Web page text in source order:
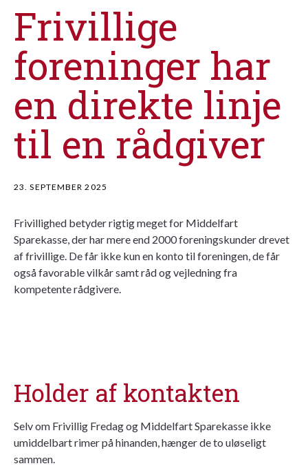
Frivillige
foreninger har
en direkte linje
til en rådgiver
23. SEPTEMBER 2025
Frivillighed betyder rigtig meget for Middelfart
Sparekasse, der har mere end 2000 foreningskunder drevet
af frivillige. De får ikke kun en konto til foreningen, de får
også favorable vilkår samt råd og vejledning fra
kompetente rådgivere.
Holder af kontakten
Selv om Frivillig Fredag og Middelfart Sparekasse ikke
umiddelbart rimer på hinanden, hænger de to uløseligt
sammen.